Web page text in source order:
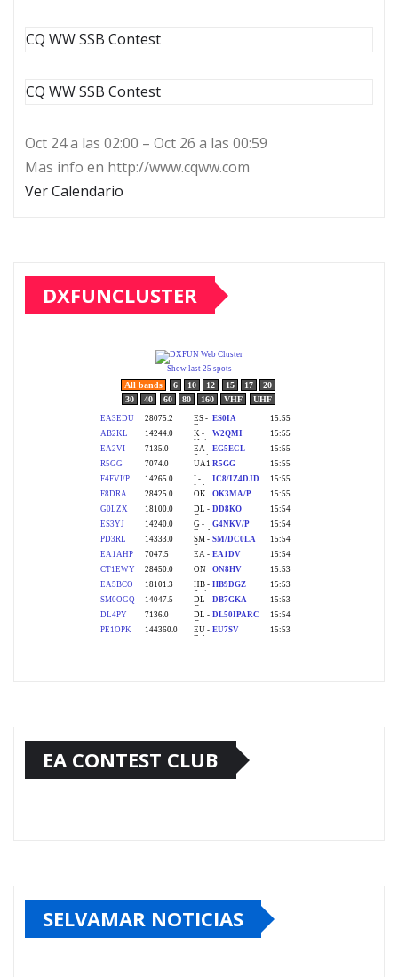
CQ WW SSB Contest
CQ WW SSB Contest
Oct 24 a las 02:00 – Oct 26 a las 00:59
Mas info en http://www.cqww.com
Ver Calendario
DXFUNCLUSTER
EA CONTEST CLUB
SELVAMAR NOTICIAS